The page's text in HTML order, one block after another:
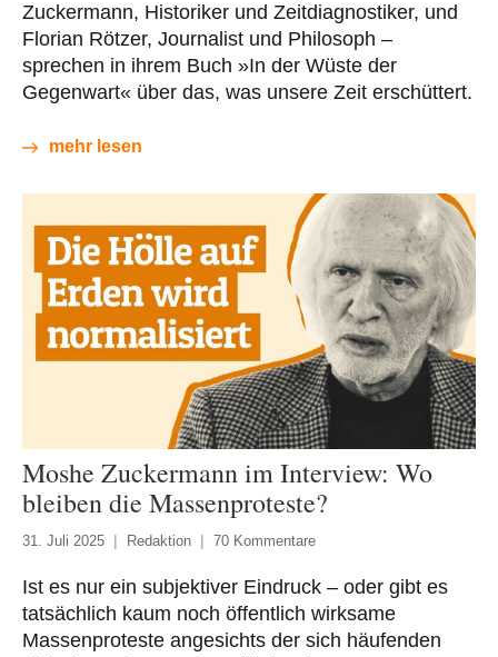
Zuckermann, Historiker und Zeitdiagnostiker, und
Florian Rötzer, Journalist und Philosoph –
sprechen in ihrem Buch »In der Wüste der
Gegenwart« über das, was unsere Zeit erschüttert.
mehr lesen
Moshe Zuckermann im Interview: Wo
bleiben die Massenproteste?
31. Juli 2025 Redaktion 70 Kommentare
Ist es nur ein subjektiver Eindruck – oder gibt es
tatsächlich kaum noch öffentlich wirksame
Massenproteste angesichts der sich häufenden